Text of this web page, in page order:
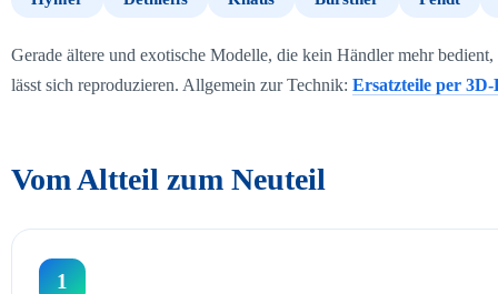
Gerade ältere und exotische Modelle, die kein Händler mehr
lässt sich reproduzieren. Allgemein zur Technik: Ersatzteile per
Vom Altteil zum Neuteil
1